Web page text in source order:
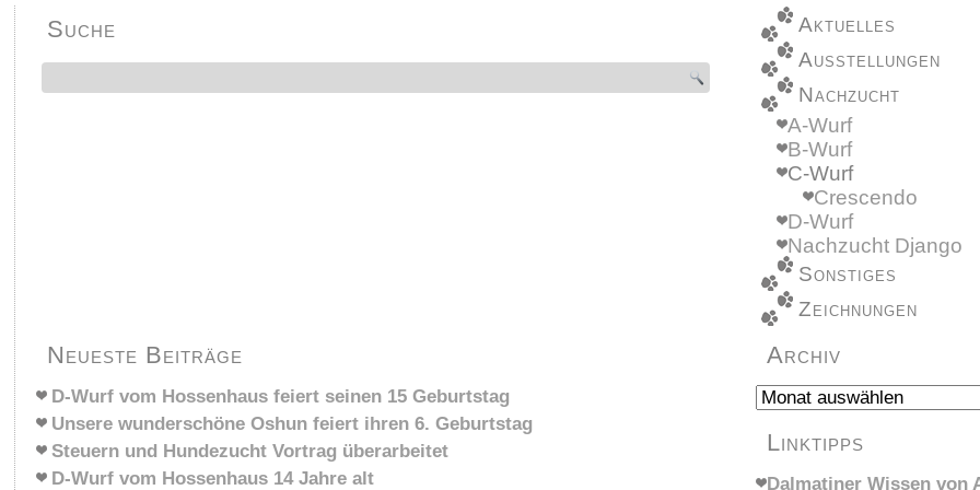
Suche
Aktuelles
Ausstellungen
Nachzucht
A-Wurf
B-Wurf
C-Wurf
Crescendo
D-Wurf
Nachzucht Django
Sonstiges
Zeichnungen
Neueste Beiträge
D-Wurf vom Hossenhaus feiert seinen 15 Geburtstag
Unsere wunderschöne Oshun feiert ihren 6. Geburtstag
Steuern und Hundezucht Vortrag überarbeitet
D-Wurf vom Hossenhaus 14 Jahre alt
Archiv
Archiv
Linktipps
Dalmatiner Wissen von